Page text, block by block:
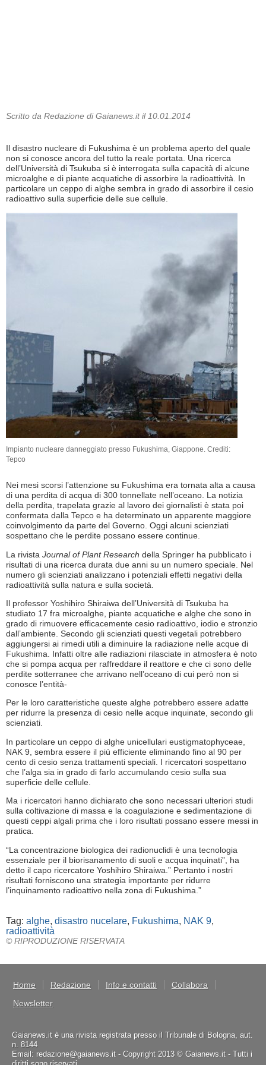
Scritto da Redazione di Gaianews.it il 10.01.2014
Il disastro nucleare di Fukushima è un problema aperto del quale
non si conosce ancora del tutto la reale portata. Una ricerca
dell’Università di Tsukuba si è interrogata sulla capacità di alcune
microalghe e di piante acquatiche di assorbire la radioattività. In
particolare un ceppo di alghe sembra in grado di assorbire il cesio
radioattivo sulla superficie delle sue cellule.
Impianto nucleare danneggiato presso Fukushima, Giappone. Crediti:
Tepco
Nei mesi scorsi l’attenzione su Fukushima era tornata alta a causa
di una perdita di acqua di 300 tonnellate nell’oceano. La notizia
della perdita, trapelata grazie al lavoro dei giornalisti è stata poi
confermata dalla Tepco e ha determinato un apparente maggiore
coinvolgimento da parte del Governo. Oggi alcuni scienziati
sospettano che le perdite possano essere continue.
La rivista Journal of Plant Research della Springer ha pubblicato i
risultati di una ricerca durata due anni su un numero speciale. Nel
numero gli scienziati analizzano i potenziali effetti negativi della
radioattività sulla natura e sulla società.
Il professor Yoshihiro Shiraiwa dell’Università di Tsukuba ha
studiato 17 fra microalghe, piante acquatiche e alghe che sono in
grado di rimuovere efficacemente cesio radioattivo, iodio e stronzio
dall’ambiente. Secondo gli scienziati questi vegetali potrebbero
aggiungersi ai rimedi utili a diminuire la radiazione nelle acque di
Fukushima. Infatti oltre alle radiazioni rilasciate in atmosfera è noto
che si pompa acqua per raffreddare il reattore e che ci sono delle
perdite sotterranee che arrivano nell’oceano di cui però non si
conosce l’entità-
Per le loro caratteristiche queste alghe potrebbero essere adatte
per ridurre la presenza di cesio nelle acque inquinate, secondo gli
scienziati.
In particolare un ceppo di alghe unicellulari eustigmatophyceae,
NAK 9, sembra essere il più efficiente eliminando fino al 90 per
cento di cesio senza trattamenti speciali. I ricercatori sospettano
che l’alga sia in grado di farlo accumulando cesio sulla sua
superficie delle cellule.
Ma i ricercatori hanno dichiarato che sono necessari ulteriori studi
sulla coltivazione di massa e la coagulazione e sedimentazione di
questi ceppi algali prima che i loro risultati possano essere messi in
pratica.
“La concentrazione biologica dei radionuclidi è una tecnologia
essenziale per il biorisanamento di suoli e acqua inquinati”, ha
detto il capo ricercatore Yoshihiro Shiraiwa.” Pertanto i nostri
risultati forniscono una strategia importante per ridurre
l’inquinamento radioattivo nella zona di Fukushima.”
Tag: alghe, disastro nucelare, Fukushima, NAK 9,
radioattività
© RIPRODUZIONE RISERVATA
Home Redazione Info e contatti
Collabora
Newsletter
Gaianews.it è una rivista registrata presso il Tribunale di Bologna, aut.
n. 8144
Email: redazione@gaianews.it - Copyright 2013 © Gaianews.it - Tutti i